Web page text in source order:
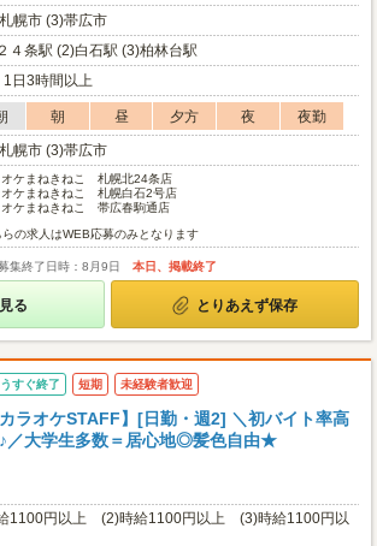
幌市 (3)帯広市
４条駅 (2)白石駅 (3)柏林台駅
1日3時間以上
朝 昼 夕方 夜
夜勤
幌市 (3)帯広市
オケまねきねこ 札幌北24条店
オケまねきねこ 札幌白石2号店
オケまねきねこ 帯広春駒通店
の求人はWEB応募のみとなります
集終了日時：8月9日 本日、掲載終了
る とりあえず保存
うすぐ終了 短期 未経験者歓迎
カラオケSTAFF】[日勤・週2] ＼初バイト率高
／大学生多数＝居心地◎髪色自由★
1100円以上 (2)時給1100円以上 (3)時給1100円以